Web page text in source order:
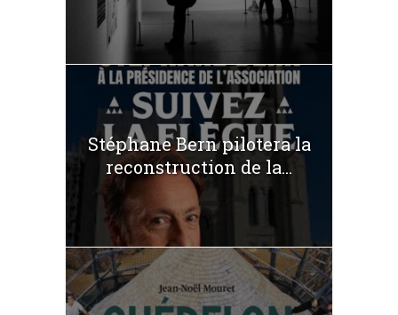
Stéphane Bern pilotera la
reconstruction de la...